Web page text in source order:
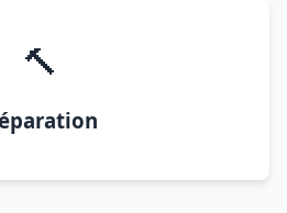
🔨